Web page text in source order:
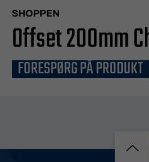
SHOPPEN
Offset 200mm
existing hoops
FORESPØRG PÅ PRODUKT